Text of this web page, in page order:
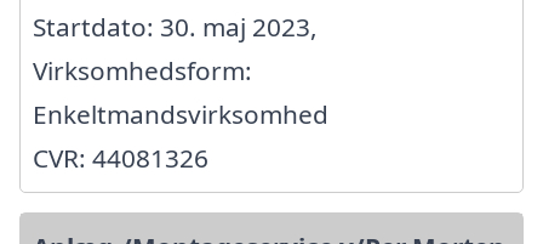
Startdato: 30. maj 2023,
Virksomhedsform:
Enkeltmandsvirksomhed
CVR: 44081326